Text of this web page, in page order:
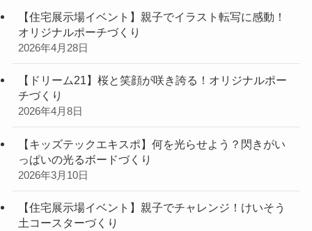
【住宅展示場イベント】親子でイラスト転写に感動！
オリジナルポーチづくり
2026年4月28日
【ドリーム21】桜と笑顔が咲き誇る！オリジナルポー
チづくり
2026年4月8日
【キッズテックエキスポ】何を光らせよう？閃きがい
っぱいの光るボードづくり
2026年3月10日
【住宅展示場イベント】親子でチャレンジ！けいそう
土コースターづくり